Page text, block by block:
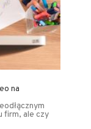
na
firm, ale czy